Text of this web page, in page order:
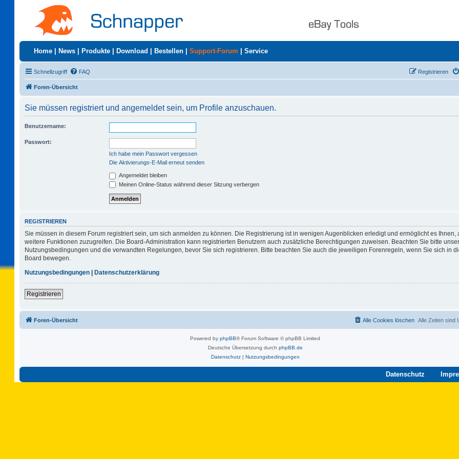
Home News Produkte Download Bestellen Support-Forum Service
Schnellzugriff FAQ Registrieren
Foren-Übersicht
Sie müssen registriert und angemeldet sein, um Profile anzuschauen.
Benutzername:
Passwort:
Ich habe mein Passwort vergessen
Die Aktivierungs-E-Mail erneut senden
Angemeldet bleiben
Meinen Online-Status während dieser Sitzung verbergen
REGISTRIEREN
Sie müssen in diesem Forum registriert sein, um sich anmelden zu können. Die Registrierung ist in wenigen Augenblicken erledigt und ermöglicht es Ihnen,
weitere Funktionen zuzugreifen. Die Board-Administration kann registrierten Benutzern auch zusätzliche Berechtigungen zuweisen. Beachten Sie bitte
Nutzungsbedingungen und die verwandten Regelungen, bevor Sie sich registrieren. Bitte beachten Sie auch die jeweiligen Forenregeln, wenn Sie sich in
Board bewegen.
Nutzungsbedingungen | Datenschutzerklärung
Registrieren
Foren-Übersicht Alle Zeiten sind
Alle Cookies löschen
Powered by phpBB® Forum Software © phpBB Limited
Deutsche Übersetzung durch phpBB.de
Datenschutz| Nutzungsbedingungen
Datenschutz